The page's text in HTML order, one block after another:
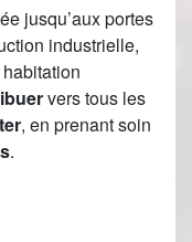
jusqu’aux portes
industrielle,
vers tous les
, en prenant soin
.